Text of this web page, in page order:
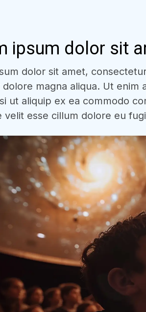
ipsum dolor sit
dolor sit amet,
magna aliqua. Ut enim
ut aliquip ex ea commodo
velit esse cillum dolore eu